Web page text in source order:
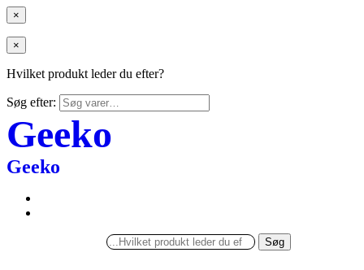
×
×
Hvilket produkt leder du efter?
Søg efter:
Geeko
Geeko
Søg